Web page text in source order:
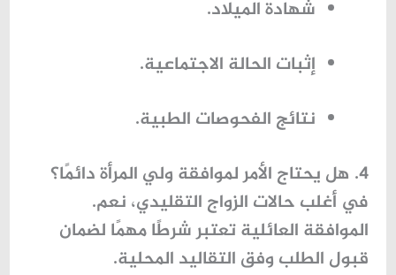
شهادة الميلاد.
إثبات الحالة الاجتماعية.
نتائج الفحوصات الطبية.
4. هل يحتاج الأمر لموافقة ولي المرأة دائمًا؟
في أغلب حالات الزواج التقليدي، نعم.
الموافقة العائلية تعتبر شرطًا مهمًا لضمان
قبول الطلب وفق التقاليد المحلية.